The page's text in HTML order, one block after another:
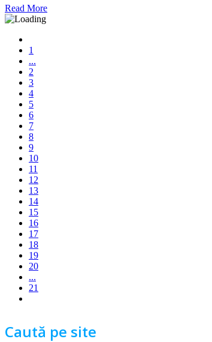
Read More
1
...
2
3
4
5
6
7
8
9
10
11
12
13
14
15
16
17
18
19
20
...
21
Caută pe site